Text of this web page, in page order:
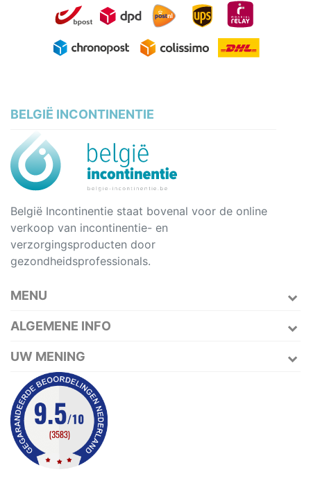
BELGIË INCONTINENTIE
België Incontinentie staat bovenal voor de online
verkoop van incontinentie- en
verzorgingsproducten door
gezondheidsprofessionals.
MENU
ALGEMENE INFO
UW MENING